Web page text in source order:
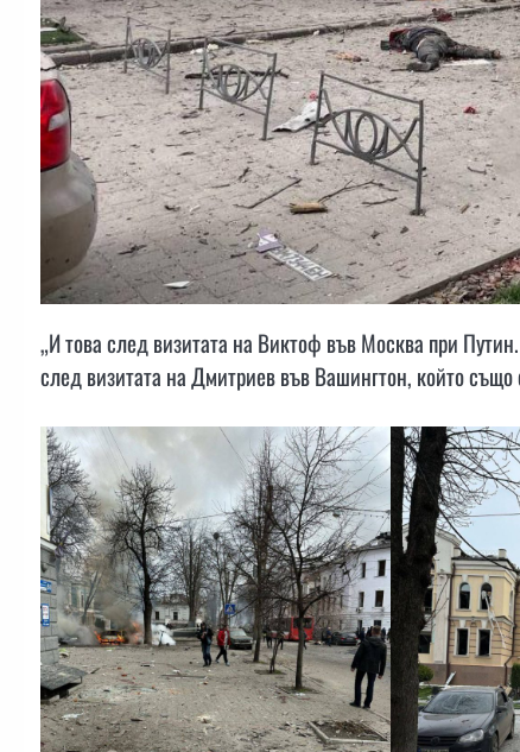
„И това след визитата на Виктоф във Москва при
след визитата на Дмитриев във Вашингтон, който